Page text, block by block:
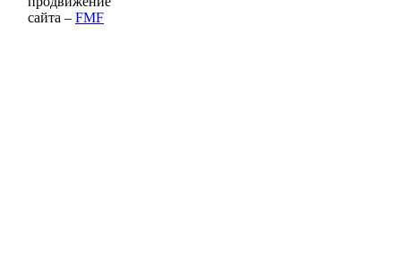
сайта – FMF